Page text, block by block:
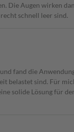
Die Augen wirken
schnell leer sind.
fand die
belastet sind. Für
solide Lösung für